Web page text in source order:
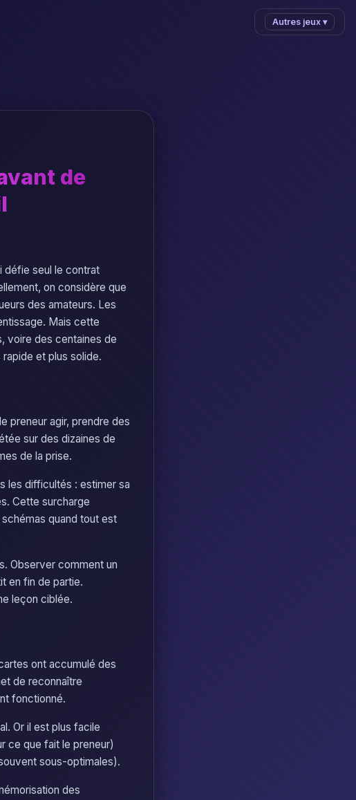
de
défie seul le contrat
on considère que
des amateurs. Les
Mais cette
voire des centaines de
et plus solide.
preneur agir, prendre des
sur des dizaines de
de la prise.
les difficultés : estimer sa
Cette surcharge
quand tout est
Observer comment un
en fin de partie.
leçon ciblée.
ont accumulé des
de reconnaître
fonctionné.
Or il est plus facile
ce que fait le preneur)
sous-optimales).
des
Autres jeux ▾